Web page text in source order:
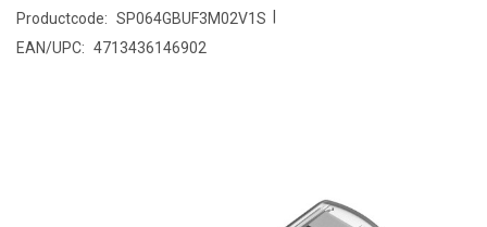
Productcode: SP064GBUF3M02V1S
EAN/UPC: 4713436146902